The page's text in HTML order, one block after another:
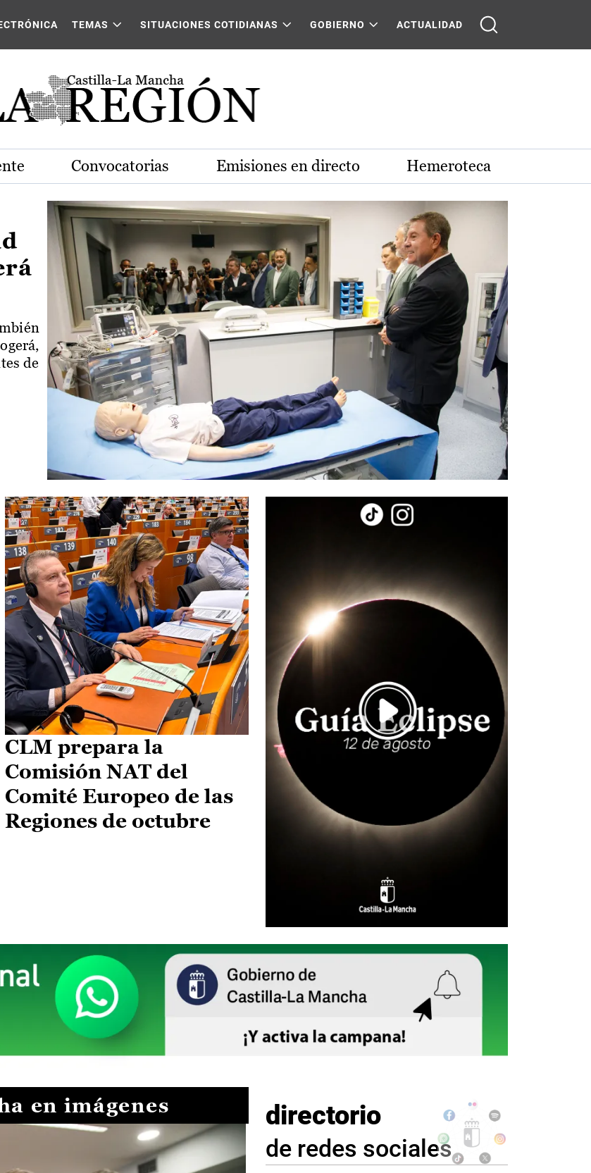
La Mancha
TEMAS SITUACIONES COTIDIANAS GOBIERNO ACTUALIDAD
Convocatorias Emisiones en directo Hemeroteca
de
CLM prepara la
Comisión NAT del
Comité Europeo de las
Regiones de octubre
en imágenes directorio
de redes sociales